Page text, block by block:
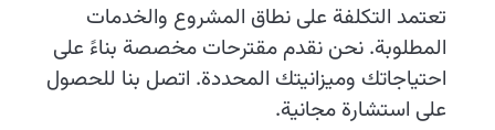
تعتمد التكلفة على نطاق المشروع والخدمات
المطلوبة. نحن نقدم مقترحات مخصصة بناءً على
احتياجاتك وميزانيتك المحددة. اتصل بنا للحصول
على استشارة مجانية.